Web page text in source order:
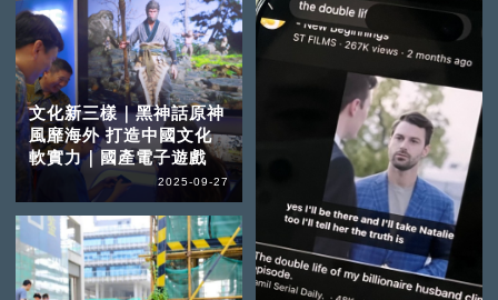
文化新三樣｜黑神話原神
風靡海外 打造中國文化
軟實力｜國產電子遊戲
2025-09-27